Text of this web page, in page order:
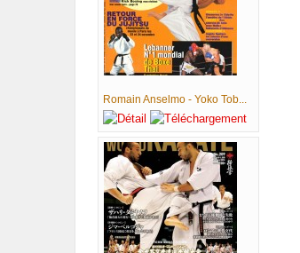
Romain Anselmo - Yoko Tob...